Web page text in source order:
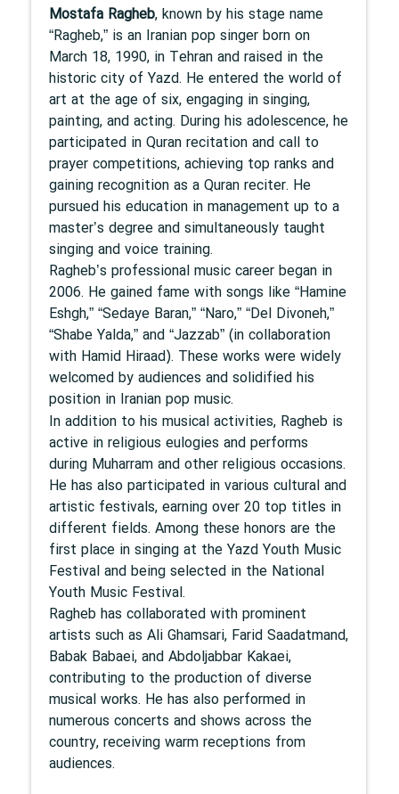
Mostafa Ragheb, known by his stage name
“Ragheb,” is an Iranian pop singer born on
March 18, 1990, in Tehran and raised in the
historic city of Yazd. He entered the world of
art at the age of six, engaging in singing,
painting, and acting. During his adolescence, he
participated in Quran recitation and call to
prayer competitions, achieving top ranks and
gaining recognition as a Quran reciter. He
pursued his education in management up to a
master’s degree and simultaneously taught
singing and voice training.
Ragheb’s professional music career began in
2006. He gained fame with songs like “Hamine
Eshgh,” “Sedaye Baran,” “Naro,” “Del Divoneh,”
“Shabe Yalda,” and “Jazzab” (in collaboration
with Hamid Hiraad). These works were widely
welcomed by audiences and solidified his
position in Iranian pop music.
In addition to his musical activities, Ragheb is
active in religious eulogies and performs
during Muharram and other religious occasions.
He has also participated in various cultural and
artistic festivals, earning over 20 top titles in
different fields. Among these honors are the
first place in singing at the Yazd Youth Music
Festival and being selected in the National
Youth Music Festival.
Ragheb has collaborated with prominent
artists such as Ali Ghamsari, Farid Saadatmand,
Babak Babaei, and Abdoljabbar Kakaei,
contributing to the production of diverse
musical works. He has also performed in
numerous concerts and shows across the
country, receiving warm receptions from
audiences.